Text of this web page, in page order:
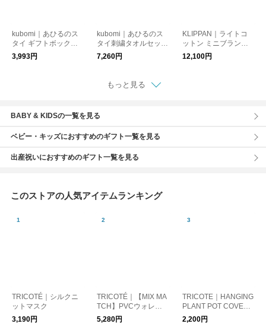
kubomi｜あひるのス
タイ ギフトボックス
付き
3,993円
kubomi｜あひるのス
タイ刺繍タオルセット
ギフトボックス付き
7,260円
KLIPPAN｜ライトコ
ットン ミニブランケ
ット リトルベア【出
産祝い】
12,100円
もっと見る
BABY & KIDSの一覧を見る
ベビー・キッズにおすすめのギフト一覧を見る
出産祝いにおすすめのギフト一覧を見る
このストアの人気アイテムランキング
TRICOTÉ｜シルクニ
ットマスク
3,190円
TRICOTÉ｜【MIX MA
TCH】PVCウォレッ
ト・財布（単品）
5,280円
TRICOTE｜HANGING
PLANT POT COVER
鉢カバー
2,200円